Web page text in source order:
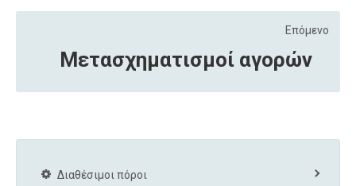
Επόμενο
Μετασχηματισμοί αγορών
Διαθέσιμοι πόροι